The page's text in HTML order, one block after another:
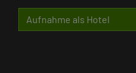
Aufnahme als Hotel